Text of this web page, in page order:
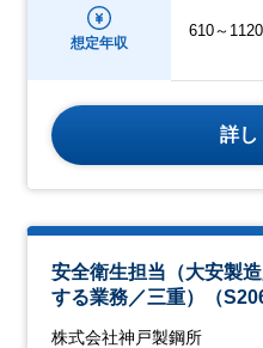
想定年収
610～
詳し
安全衛生担当（大安製
する業務／三重）（
株式会社神戸製鋼所